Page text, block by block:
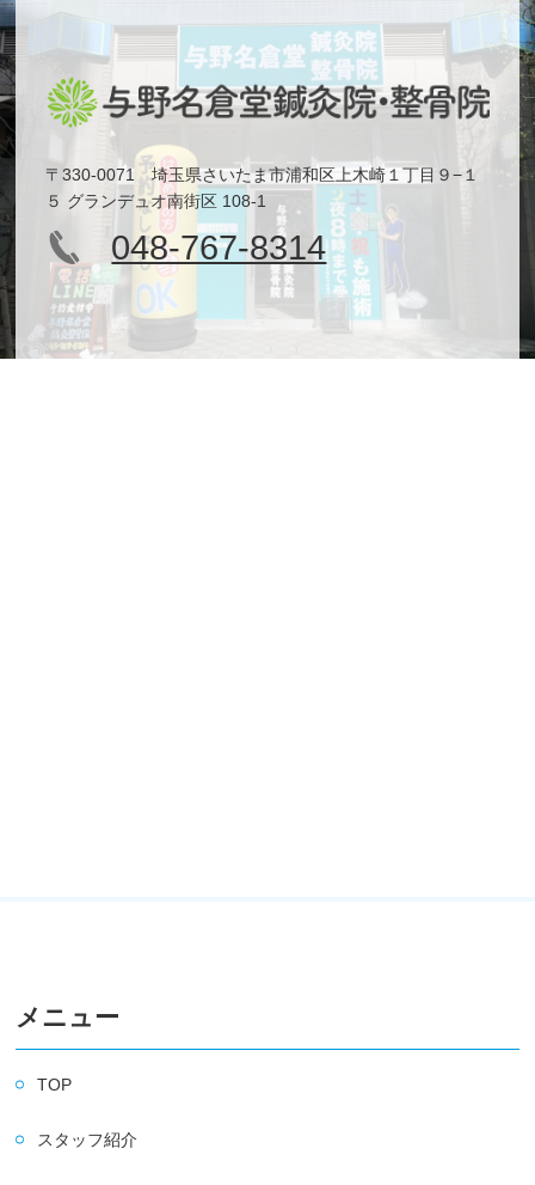
〒330-0071 埼玉県さいたま市浦和区上木崎１丁目９−１
５ グランデュオ南街区 108-1
048-767-8314
メニュー
TOP
スタッフ紹介